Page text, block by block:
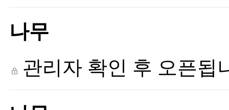
나무
관리자 확인 후 오픈됩